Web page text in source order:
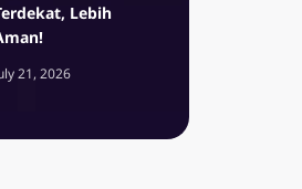
Lebih
21, 2026